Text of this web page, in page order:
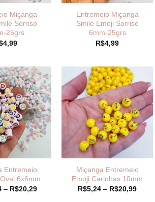
Miçanga
Sorriso
25grs
4,99
Entremeio Miçanga
Smile Emoji Sorriso
6mm-25grs
R$4,99
Entremeio
6x6mm
– R$20,29Faixa
Miçanga Entremeio
Emoji Carinhas 10mm
R$5,24 – R$20,99Faixa